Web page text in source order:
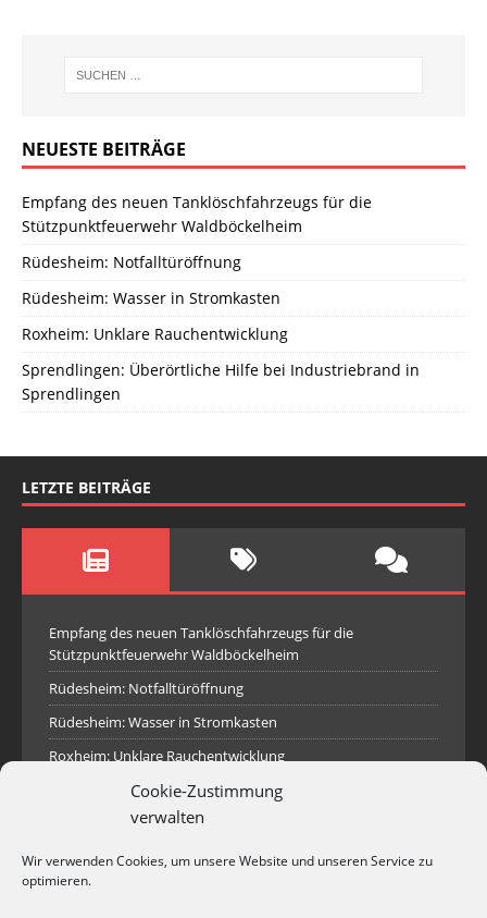
Cookie-Zustimmung
verwalten
Wir verwenden Cookies, um unsere Website und unseren Service zu
optimieren.
NEUESTE BEITRÄGE
Empfang des neuen Tanklöschfahrzeugs für die
Stützpunktfeuerwehr Waldböckelheim
Rüdesheim: Notfalltüröffnung
Rüdesheim: Wasser in Stromkasten
Roxheim: Unklare Rauchentwicklung
Sprendlingen: Überörtliche Hilfe bei Industriebrand in
Sprendlingen
LETZTE BEITRÄGE
Empfang des neuen Tanklöschfahrzeugs für die
Stützpunktfeuerwehr Waldböckelheim
Rüdesheim: Notfalltüröffnung
Rüdesheim: Wasser in Stromkasten
Roxheim: Unklare Rauchentwicklung
Sprendlingen: Überörtliche Hilfe bei Industriebrand in
Sprendlingen
Rüdesheim: Aufgerissener Dieseltank